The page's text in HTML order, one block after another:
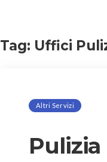
Tag: Uffici
Altri Servizi